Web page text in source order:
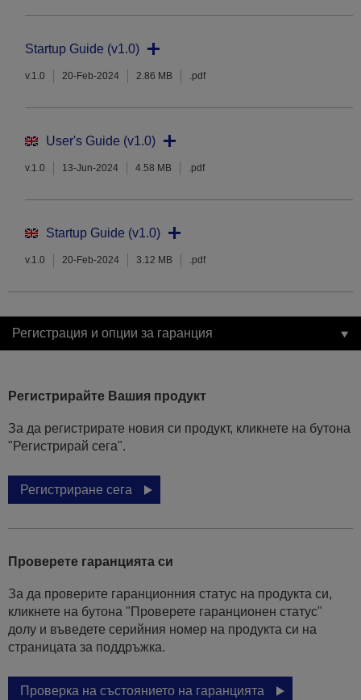
Startup Guide (v1.0)
v.1.0 20-Feb-2024 2.86 MB .pdf
User's Guide (v1.0)
v.1.0 13-Jun-2024 4.58 MB .pdf
Startup Guide (v1.0)
v.1.0 20-Feb-2024 3.12 MB .pdf
Регистрация и опции за гаранция
Регистрирайте Вашия продукт
За да регистрирате новия си продукт, кликнете на бутона
"Регистрирай сега".
Регистриране сега
Проверете гаранцията си
За да проверите гаранционния статус на продукта си,
кликнете на бутона "Проверете гаранционен статус"
долу и въведете серийния номер на продукта си на
страницата за поддръжка.
Проверка на състоянието на гаранцията